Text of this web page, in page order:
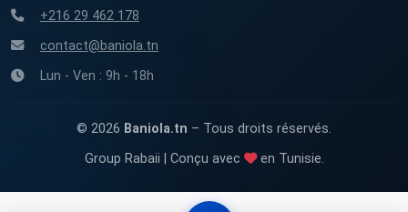
+216 29 462 178
contact@baniola.tn
Lun - Ven : 9h - 18h
© 2026 Baniola.tn – Tous droits réservés.
Group Rabaii | Conçu avec
en Tunisie.